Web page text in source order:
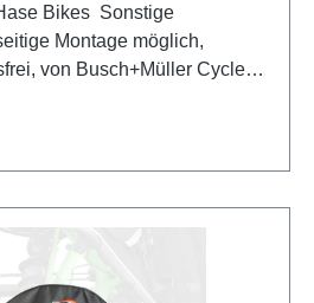
Sonstige
Montage möglich,
von Busch+Müller Cycle